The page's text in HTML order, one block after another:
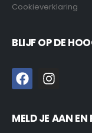
Cookieverklaring
BLIJF OP DE
MELD JE AAN